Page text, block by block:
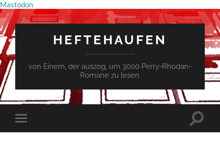
Mastodon
HEFTEHAUFEN
von Einem, der auszog, um 3000 Perry-Rhodan-
Romane zu lesen
Mobile-
Menü